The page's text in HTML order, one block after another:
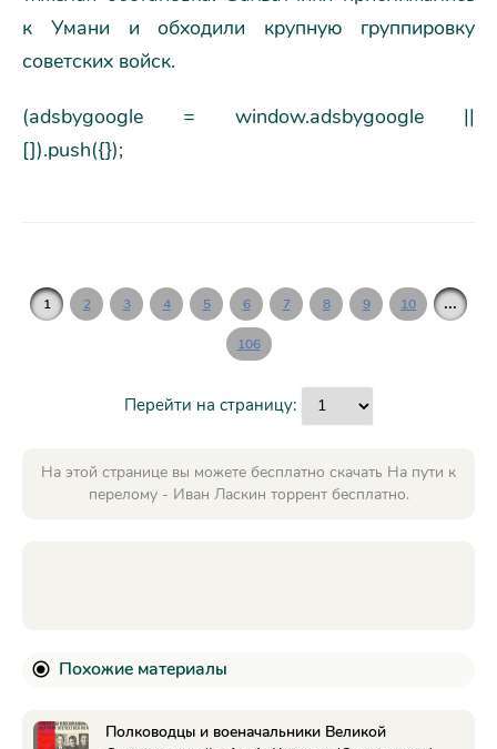
к Умани и обходили крупную группировку
советских войск.
(adsbygoogle = window.adsbygoogle ||
[]).push({});
1 2 3 4 5 6 7 8 9 10 ...
106
Перейти на страницу:
На этой странице вы можете бесплатно скачать На пути к
перелому - Иван Ласкин торрент бесплатно.
Похожие материалы
Полководцы и военачальники Великой